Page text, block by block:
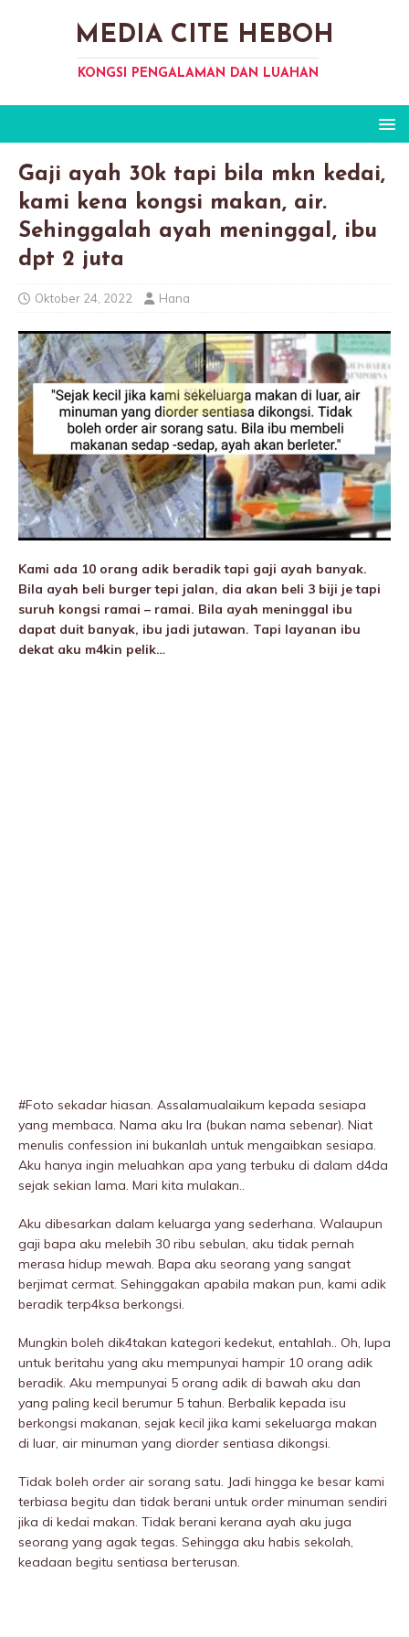
MEDIA CITE HEBOH
KONGSI PENGALAMAN DAN LUAHAN
Gaji ayah 30k tapi bila mkn kedai,
kami kena kongsi makan, air.
Sehinggalah ayah meninggaI, ibu
dpt 2 juta
Oktober 24, 2022 Hana
Kami ada 10 orang adik beradik tapi gaji ayah banyak.
Bila ayah beli burger tepi jalan, dia akan beli 3 biji je tapi
suruh kongsi ramai – ramai. Bila ayah meninggaI ibu
dapat duit banyak, ibu jadi jutawan. Tapi layanan ibu
dekat aku m4kin pelik…
#Foto sekadar hiasan. Assalamualaikum kepada sesiapa
yang membaca. Nama aku Ira (bukan nama sebenar). Niat
menulis confession ini bukanlah untuk mengaibkan sesiapa.
Aku hanya ingin meluahkan apa yang terbuku di dalam d4da
sejak sekian lama. Mari kita mulakan..
Aku dibesarkan dalam keluarga yang sederhana. Walaupun
gaji bapa aku melebih 30 ribu sebulan, aku tidak pernah
merasa hidup mewah. Bapa aku seorang yang sangat
berjimat cermat. Sehinggakan apabila makan pun, kami adik
beradik terp4ksa berkongsi.
Mungkin boleh dik4takan kategori kedekut, entahlah.. Oh, lupa
untuk beritahu yang aku mempunyai hampir 10 orang adik
beradik. Aku mempunyai 5 orang adik di bawah aku dan
yang paling kecil berumur 5 tahun. Berbalik kepada isu
berkongsi makanan, sejak kecil jika kami sekeluarga makan
di luar, air minuman yang diorder sentiasa dikongsi.
Tidak boleh order air sorang satu. Jadi hingga ke besar kami
terbiasa begitu dan tidak berani untuk order minuman sendiri
jika di kedai makan. Tidak berani kerana ayah aku juga
seorang yang agak tegas. Sehingga aku habis sekolah,
keadaan begitu sentiasa berterusan.